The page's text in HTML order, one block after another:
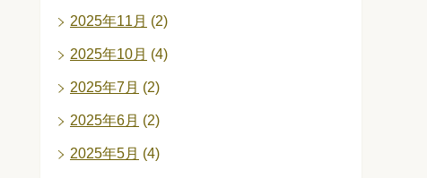
2025年11月 (2)
2025年10月 (4)
2025年7月 (2)
2025年6月 (2)
2025年5月 (4)